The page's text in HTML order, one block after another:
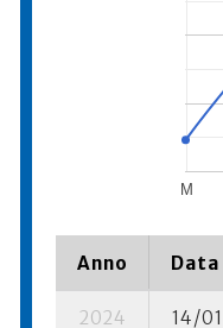
M
Anno Data
2024 14/01